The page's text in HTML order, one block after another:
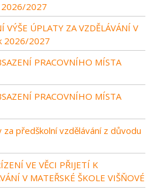
2026/2027
ÚPLATY ZA VZDĚLÁVÁNÍ V
2026/2027
PRACOVNÍHO MÍSTA
PRACOVNÍHO MÍSTA
za předškolní vzdělávání z důvodu
VE VĚCI PŘIJETÍ K
V MATEŘSKÉ ŠKOLE VIŠŇOVÉ